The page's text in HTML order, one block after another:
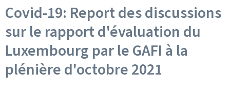
Covid-19: Report des discussions
sur le rapport d'évaluation du
Luxembourg par le GAFI à la
plénière d'octobre 2021